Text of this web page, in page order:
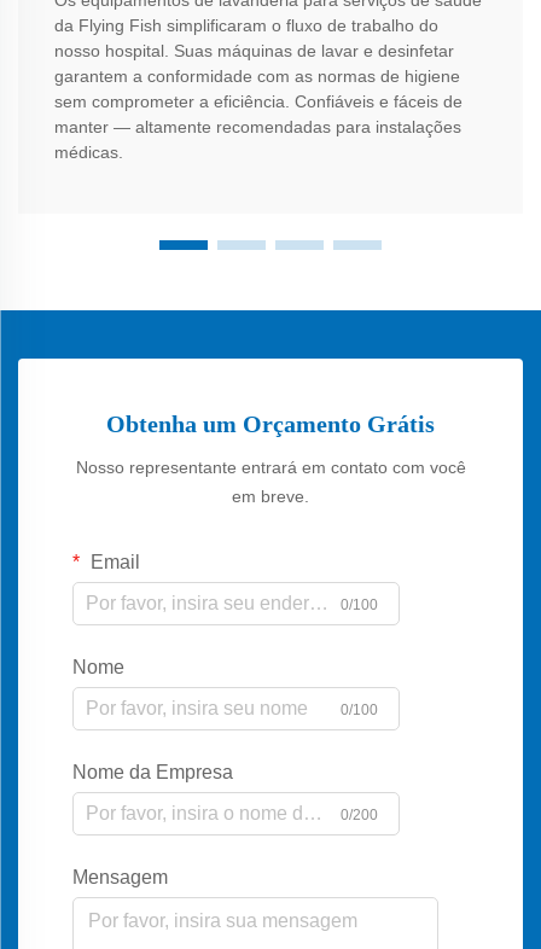
da Flying Fish simplificaram o fluxo de trabalho do
nosso hospital. Suas máquinas de lavar e desinfetar
garantem a conformidade com as normas de higiene
sem comprometer a eficiência. Confiáveis e fáceis de
manter — altamente recomendadas para instalações
médicas.
Obtenha um Orçamento Grátis
Nosso representante entrará em contato com você
em breve.
Email
0/100
Nome
0/100
Nome da Empresa
0/200
Mensagem